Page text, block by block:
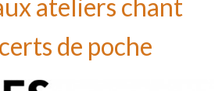
ateliers chant
de poche